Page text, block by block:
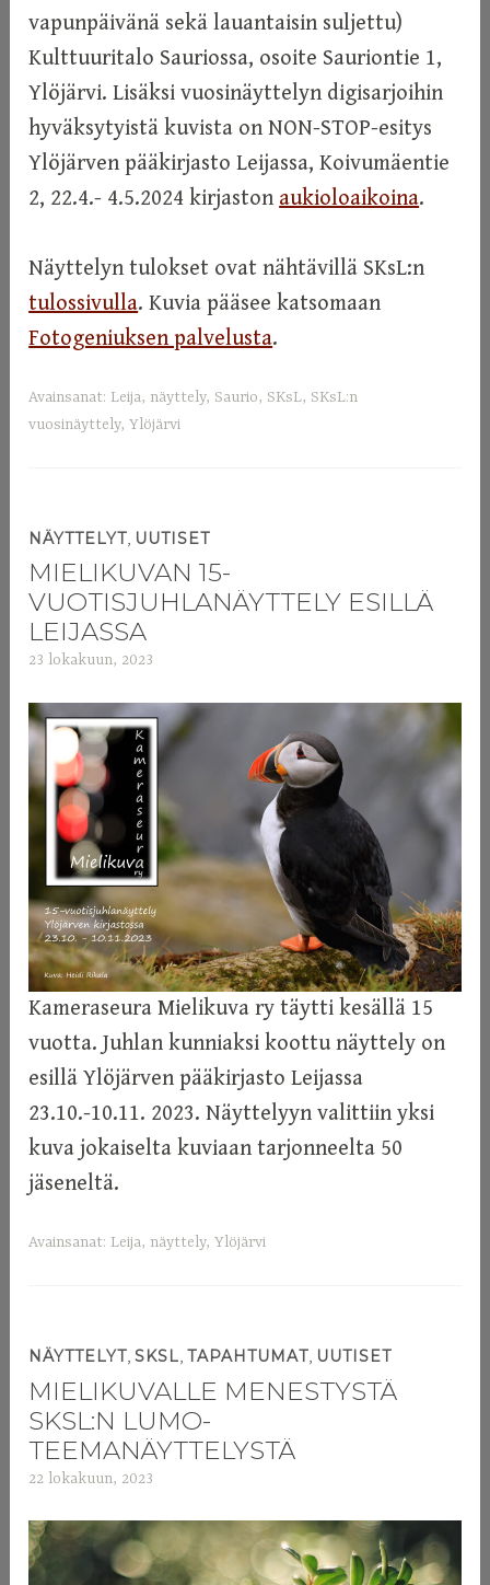
vapunpäivänä sekä lauantaisin suljettu)
Kulttuuritalo Sauriossa, osoite Sauriontie 1,
Ylöjärvi. Lisäksi vuosinäyttelyn digisarjoihin
hyväksytyistä kuvista on NON-STOP-esitys
Ylöjärven pääkirjasto Leijassa, Koivumäentie
2, 22.4.- 4.5.2024 kirjaston aukioloaikoina.
Näyttelyn tulokset ovat nähtävillä SKsL:n
tulossivulla. Kuvia pääsee katsomaan
Fotogeniuksen palvelusta.
Avainsanat: Leija, näyttely, Saurio, SKsL, SKsL:n
vuosinäyttely,Ylöjärvi
NÄYTTELYT, UUTISET
MIELIKUVAN 15-
VUOTISJUHLANÄYTTELY ESILLÄ
LEIJASSA
23 lokakuun, 2023
m
i
Kameraseura Mielikuva ry täytti kesällä 15
vuotta. Juhlan kunniaksi koottu näyttely on
esillä Ylöjärven pääkirjasto Leijassa
23.10.-10.11. 2023. Näyttelyyn valittiin yksi
kuva jokaiselta kuviaan tarjonneelta 50
jäseneltä.
Avainsanat: Leija, näyttely,Ylöjärvi
NÄYTTELYT,SKSL,TAPAHTUMAT, UUTISET
MIELIKUVALLE MENESTYSTÄ
SKSL:N LUMO-
TEEMANÄYTTELYSTÄ
22 lokakuun, 2023
m
i